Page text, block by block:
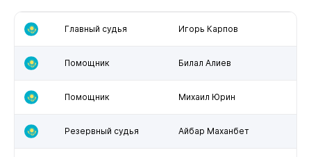
Главный судья Игорь Карпов
Помощник Билал Алиев
Помощник Михаил Юрин
Резервный судья Айбар Маханбет